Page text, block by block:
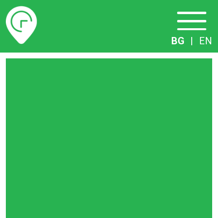
Разписание
BG | EN